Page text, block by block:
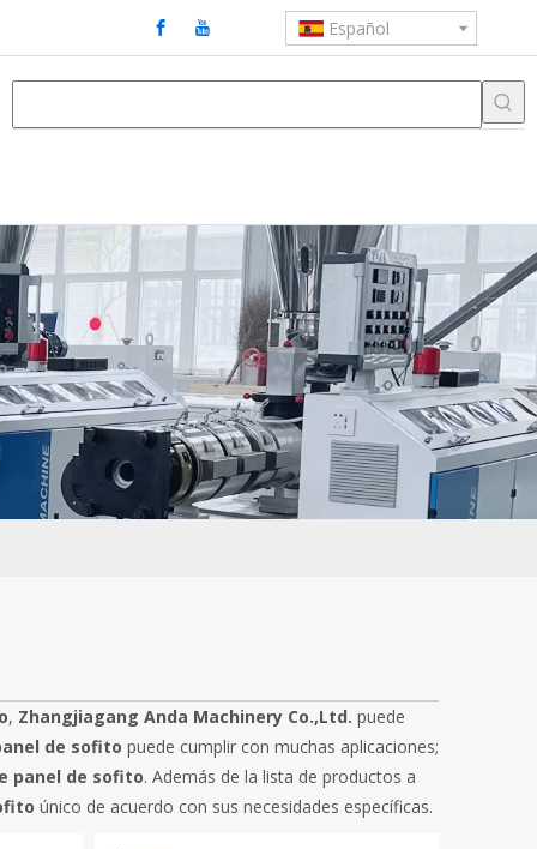
Español
, Zhangjiagang Anda Machinery Co.,Ltd. puede
de sofito puede cumplir con muchas aplicaciones;
panel de sofito. Además de la lista de productos a
único de acuerdo con sus necesidades específicas.